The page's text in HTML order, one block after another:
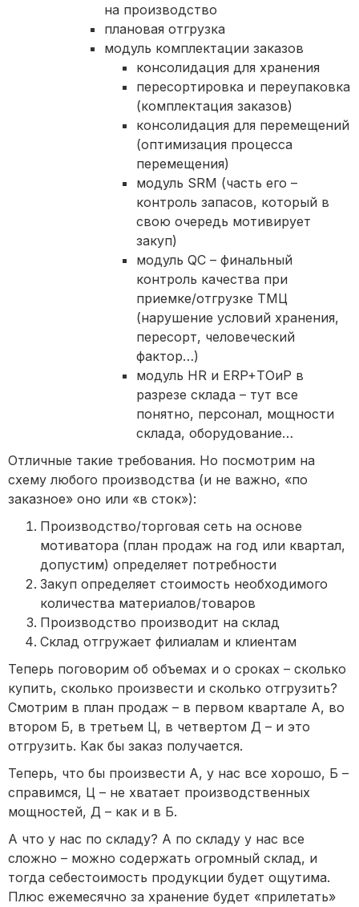
на производство
плановая отгрузка
модуль комплектации заказов
консолидация для хранения
пересортировка и переупаковка
(комплектация заказов)
консолидация для перемещений
(оптимизация процесса
перемещения)
модуль SRM (часть его –
контроль запасов, который в
свою очередь мотивирует
закуп)
модуль QC – финальный
контроль качества при
приемке/отгрузке ТМЦ
(нарушение условий хранения,
пересорт, человеческий
фактор…)
модуль HR и ERP+ТОиР в
разрезе склада – тут все
понятно, персонал, мощности
склада, оборудование…
Отличные такие требования. Но посмотрим на
схему любого производства (и не важно, «по
заказное» оно или «в сток»):
Производство/торговая сеть на основе
мотиватора (план продаж на год или квартал,
допустим) определяет потребности
Закуп определяет стоимость необходимого
количества материалов/товаров
Производство производит на склад
Склад отгружает филиалам и клиентам
Теперь поговорим об объемах и о сроках – сколько
купить, сколько произвести и сколько отгрузить?
Смотрим в план продаж – в первом квартале А, во
втором Б, в третьем Ц, в четвертом Д – и это
отгрузить. Как бы заказ получается.
Теперь, что бы произвести А, у нас все хорошо, Б –
справимся, Ц – не хватает производственных
мощностей, Д – как и в Б.
А что у нас по складу? А по складу у нас все
сложно – можно содержать огромный склад, и
тогда себестоимость продукции будет ощутима.
Плюс ежемесячно за хранение будет «прилетать»